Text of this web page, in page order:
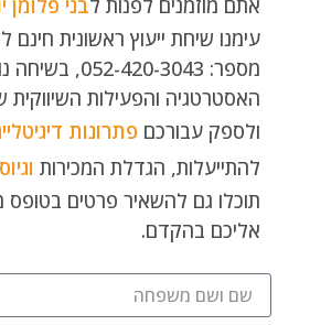
אתם מוזמנים לפנות לבני פלומן
עימנו שיחת ייעוץ ראשונית חינם
מספר: 052-420-
האסטרטגיה והפעילות
ולספק עבורכם פתרונות
להתייעלות, הגדלת המכירות
תוכלו גם להשאיר פרטים בטופס
אליכם בהקדם.